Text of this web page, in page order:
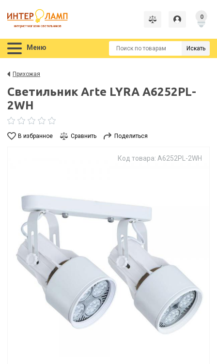
интернет-магазин светильников
0
Меню Искать
Прихожая
Светильник Arte LYRA A6252PL-
2WH
В избранное Сравнить Поделиться
Код товара: A6252PL-2WH